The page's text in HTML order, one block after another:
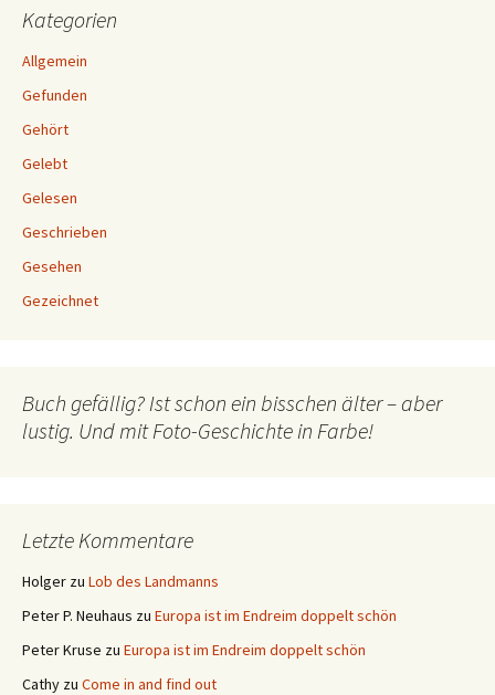
Kategorien
Allgemein
Gefunden
Gehört
Gelebt
Gelesen
Geschrieben
Gesehen
Gezeichnet
Buch gefällig? Ist schon ein bisschen älter – aber
lustig. Und mit Foto-Geschichte in Farbe!
Letzte Kommentare
Holger zu Lob des Landmanns
Peter P. Neuhaus zu Europa ist im Endreim doppelt schön
Peter Kruse zu Europa ist im Endreim doppelt schön
Cathy zu Come in and find out